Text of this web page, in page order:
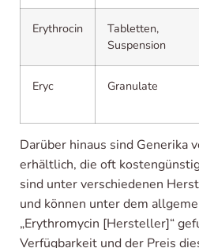
Erythrocin
Tabletten,
Suspension
Eryc Granulate
Darüber hinaus sind Generika
erhältlich, die oft
sind unter verschiedenen
und können unter dem
„Erythromycin [Hersteller]“
Verfügbarkeit und der Preis